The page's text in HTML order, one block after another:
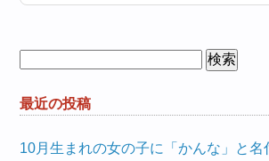
最近の投稿
10月生まれの女の子に「かんな」と名